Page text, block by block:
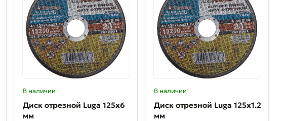
В наличии
Диск отрезной Luga 125х6
мм
В наличии
Диск отрезной Luga 125х1.2
мм